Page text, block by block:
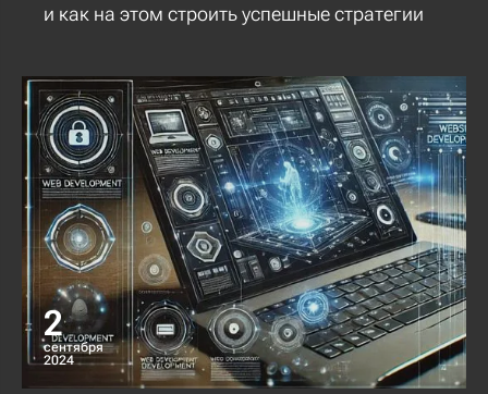
и как на этом строить успешные стратегии
2
сентября
2024